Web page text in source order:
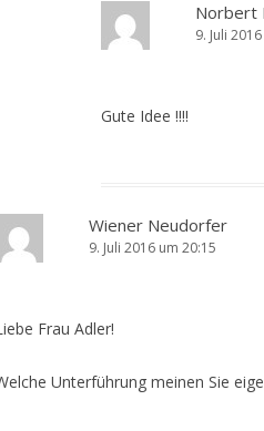
Norbert
9. Juli
Gute Idee !!!!
Wiener Neudorfer
9. Juli 2016 um 20:15
Frau Adler!
Unterführung meinen Sie